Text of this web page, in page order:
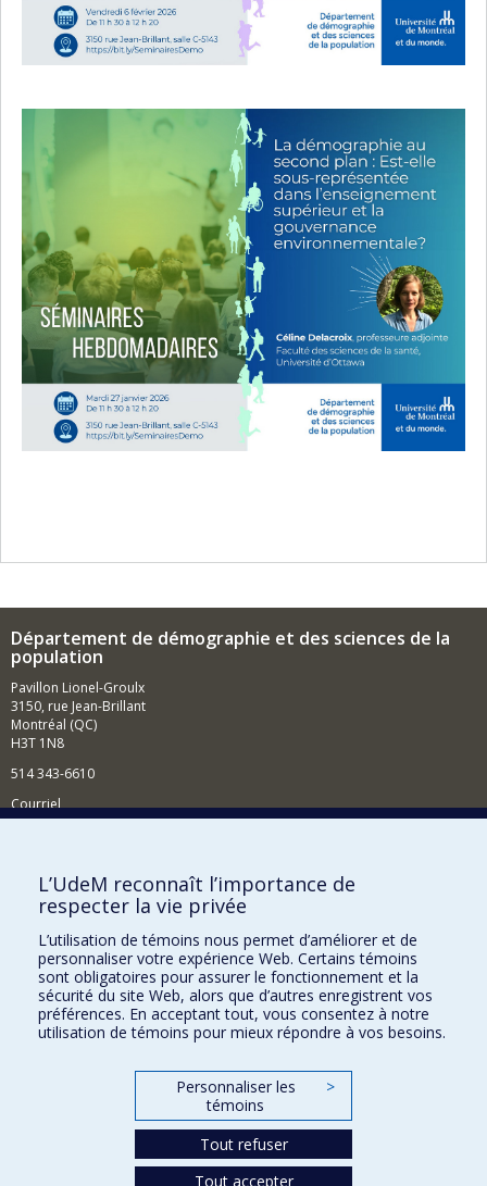
Département de démographie et des sciences de la
population
Pavillon Lionel-Groulx
3150, rue Jean-Brillant
Montréal (QC)
H3T 1N8
514 343-6610
Courriel
Comment soutenir le Département?
BESOIN D'AIDE?
Plan du site
Signaler une erreur
Accessibilité
FACULTÉ DES ARTS ET DES SCIENCES
Nos départements et écoles
L’UdeM reconnaît l’importance de
respecter la vie privée
L’utilisation de témoins nous permet d’améliorer et de
personnaliser votre expérience Web. Certains témoins
sont obligatoires pour assurer le fonctionnement et la
sécurité du site Web, alors que d’autres enregistrent vos
préférences. En acceptant tout, vous consentez à notre
utilisation de témoins pour mieux répondre à vos besoins.
Personnaliser les
témoins
>
Tout refuser
Tout accepter